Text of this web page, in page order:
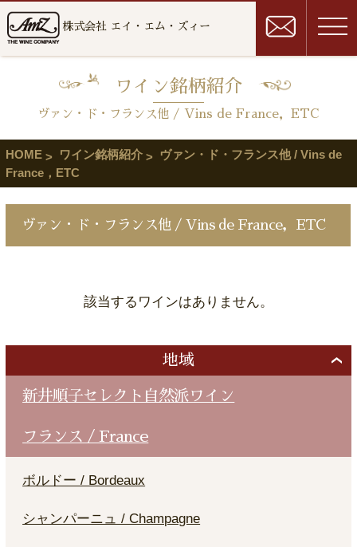
株式会社 エイ・エム・ズィー
ワイン銘柄紹介
ヴァン・ド・フランス他 / Vins de France，ETC
HOME ワイン銘柄紹介
ヴァン・ド・フランス他 / Vins de
France，ETC
ヴァン・ド・フランス他 / Vins de France，ETC
該当するワインはありません。
地域
新井順子セレクト自然派ワイン
フランス / France
ボルドー / Bordeaux
シャンパーニュ / Champagne